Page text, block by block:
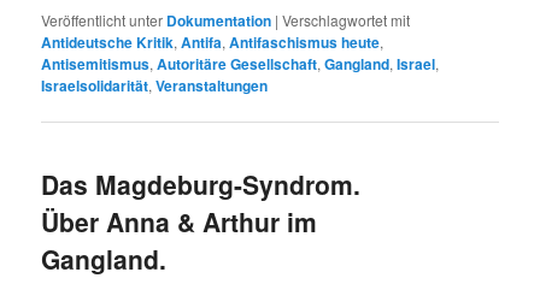
Veröffentlicht unter Dokumentation |Verschlagwortet mit
Antideutsche Kritik,Antifa,Antifaschismus heute,
Antisemitismus,Autoritäre Gesellschaft,Gangland,Israel,
Israelsolidarität,Veranstaltungen
Das Magdeburg-Syndrom.
Über Anna & Arthur im
Gangland.